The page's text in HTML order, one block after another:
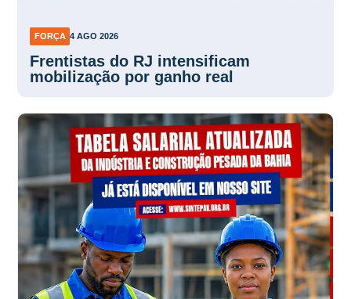
FORÇA 4 AGO 2026
Frentistas do RJ intensificam
mobilização por ganho real